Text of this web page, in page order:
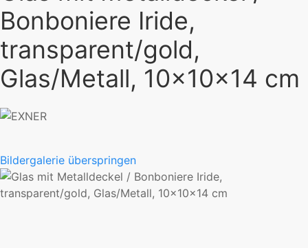
Bonboniere Iride,
transparent/gold,
Glas/Metall, 10x10x14 cm
Bildergalerie überspringen